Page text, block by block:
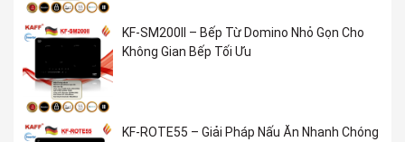
KF-SM200II – Bếp Từ Domino Nhỏ Gọn Cho
Không Gian Bếp Tối Ưu
KF-ROTE55 – Giải Pháp Nấu Ăn Nhanh Chóng